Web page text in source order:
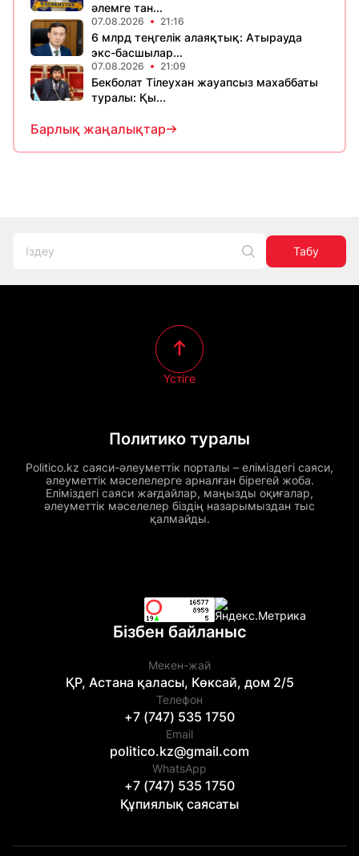
әлемге тан...
07.08.2026 21:16
6 млрд теңгелік алаяқтық: Атырауда
экс-басшылар...
07.08.2026 21:09
Бекболат Тілеухан жауапсыз махаббаты
туралы: Қы...
Барлық жаңалықтар
Табу
Политико туралы
Politico.kz саяси-әлеуметтік порталы – еліміздегі саяси,
әлеуметтік мәселелерге арналған бірегей жоба.
Еліміздегі саяси жағдайлар, маңызды оқиғалар,
әлеуметтік мәселелер біздің назарымыздан тыс
қалмайды.
Үстіге
Бізбен байланыс
Мекен-жай
ҚР, Астана қаласы, Көксай, дом 2/5
Телефон
+7 (747) 535 1750
Email
politico.kz@gmail.com
WhatsApp
+7 (747) 535 1750
Құпиялық саясаты